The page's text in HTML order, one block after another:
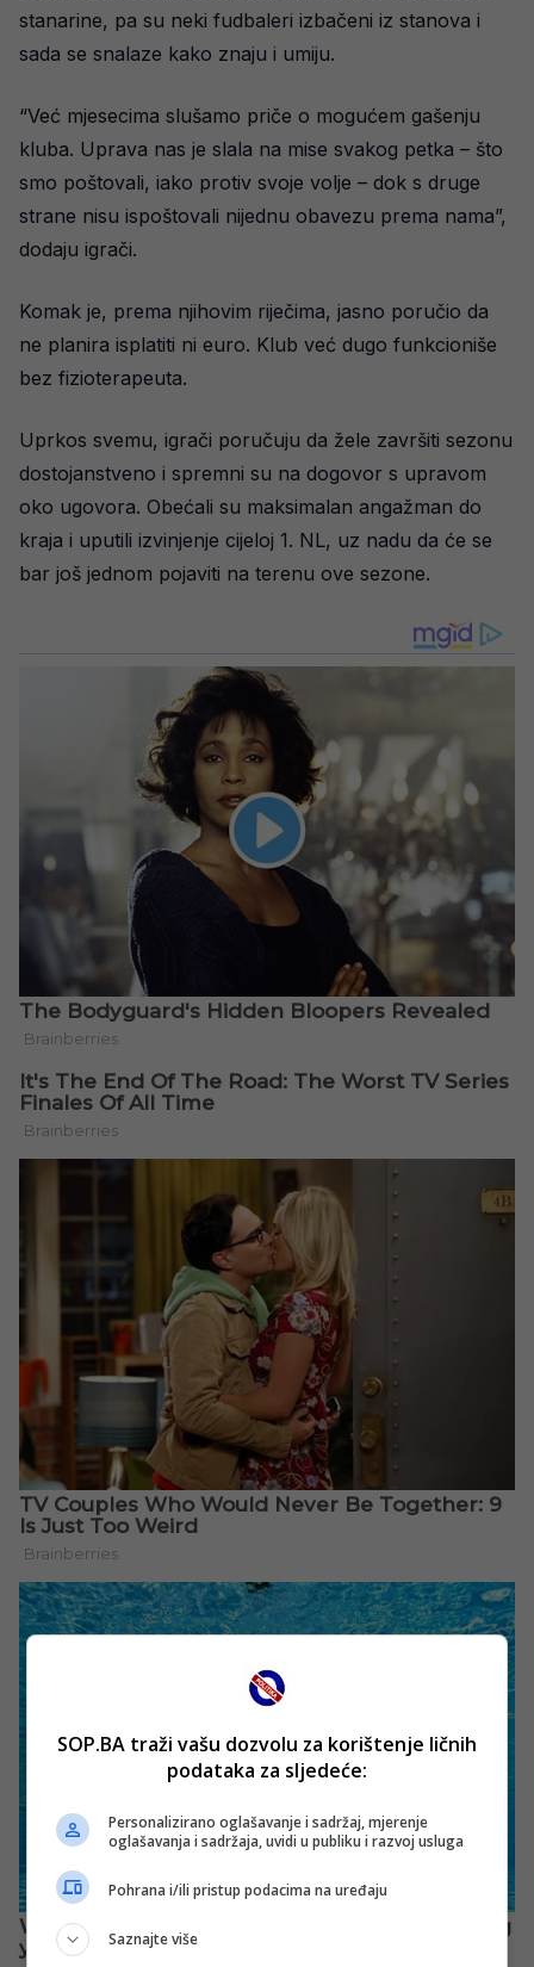
stanarine, pa su neki fudbaleri izbačeni iz stanova i
sada se snalaze kako znaju i umiju.
“Već mjesecima slušamo priče o mogućem gašenju
kluba. Uprava nas je slala na mise svakog petka – što
smo poštovali, iako protiv svoje volje – dok s druge
strane nisu ispoštovali nijednu obavezu prema nama”,
dodaju igrači.
Komak je, prema njihovim riječima, jasno poručio da
ne planira isplatiti ni euro. Klub već dugo funkcioniše
bez fizioterapeuta.
Uprkos svemu, igrači poručuju da žele završiti sezonu
dostojanstveno i spremni su na dogovor s upravom
oko ugovora. Obećali su maksimalan angažman do
kraja i uputili izvinjenje cijeloj 1. NL, uz nadu da će se
bar još jednom pojaviti na terenu ove sezone.
SOP.BA traži vašu dozvolu za korištenje ličnih
podataka za sljedeće:
Personalizirano oglašavanje i sadržaj, mjerenje
oglašavanja i sadržaja, uvidi u publiku i razvoj usluga
Pohrana i/ili pristup podacima na uređaju
Saznajte više